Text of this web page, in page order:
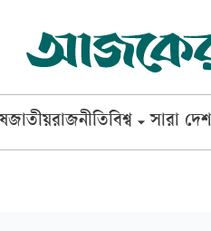
জাতীয়রাজনীতিবিশ্ব সারা দেশ